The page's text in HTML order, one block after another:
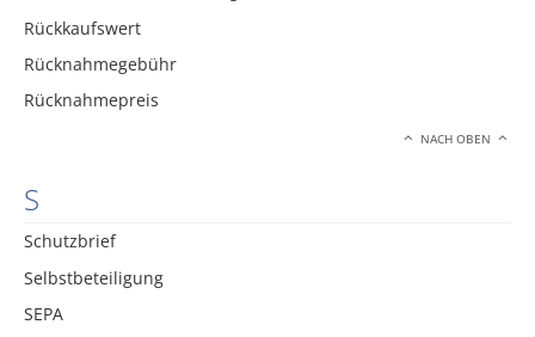
Rückkaufswert
Rücknahmegebühr
Rücknahmepreis
NACH OBEN
S
Schutzbrief
Selbstbeteiligung
SEPA